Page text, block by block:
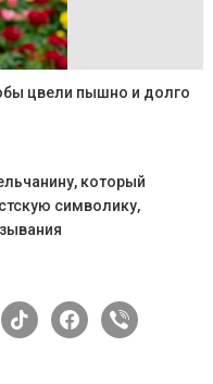
цвели пышно и долго
который
символику,
tiktok facebook
viber